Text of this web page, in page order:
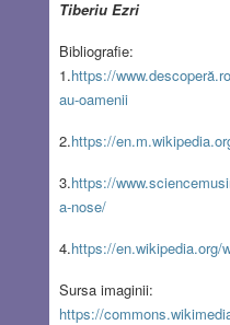
Tiberiu Ezri
Bibliografie:
1.https://
au-oamenii
2.https://
3.https://
a-nose/
4.https://en.wikipedia.org/
Sursa imaginii:
https://